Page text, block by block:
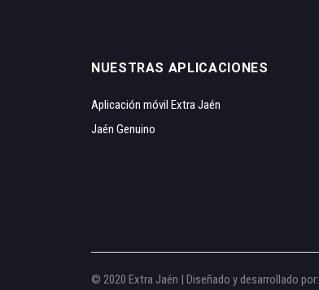
NUESTRAS APLICACIONES
Aplicación móvil Extra Jaén
Jaén Genuino
© 2020 Extra Jaén | Diseñado y desarrollado por: